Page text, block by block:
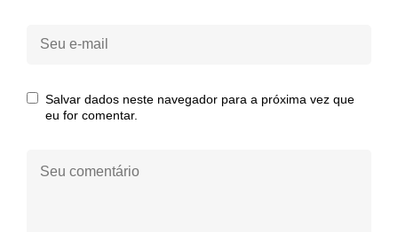
Seu
Salvar dados neste navegador para a próxima vez que
eu for comentar.
comentário: